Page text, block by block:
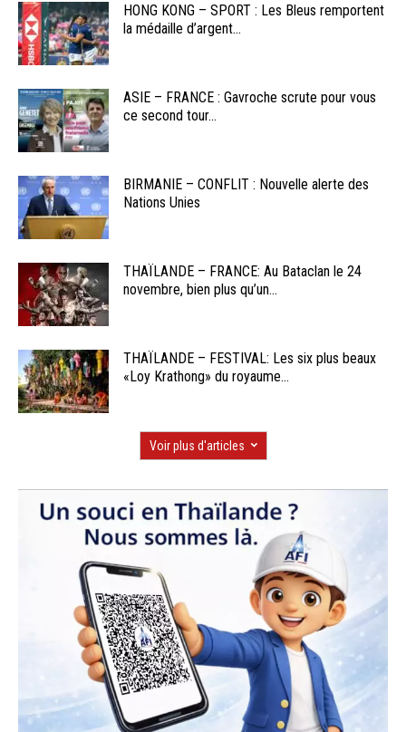
HONG KONG – SPORT : Les Bleus remportent
la médaille d’argent...
ASIE – FRANCE : Gavroche scrute pour vous
ce second tour...
BIRMANIE – CONFLIT : Nouvelle alerte des
Nations Unies
THAÏLANDE – FRANCE: Au Bataclan le 24
novembre, bien plus qu’un...
THAÏLANDE – FESTIVAL: Les six plus beaux
«Loy Krathong» du royaume...
Voir plus d'articles